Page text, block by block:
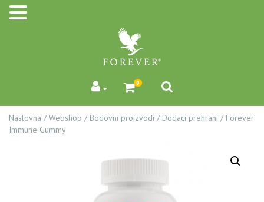
0
Naslovna / Webshop / Bodovni proizvodi / Dodaci prehrani / Forever
Immune Gummy